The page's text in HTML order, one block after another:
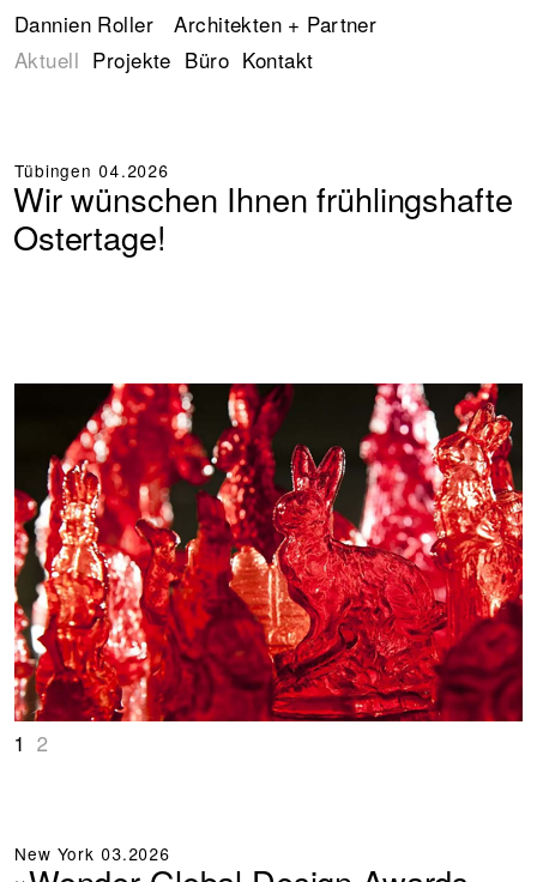
Dannien Roller
Architekten + Partner
Aktuell Projekte Büro Kontakt
Tübingen 04.2026
Wir wünschen Ihnen frühlingshafte
Ostertage!
1 2
New York 03.2026
+ +